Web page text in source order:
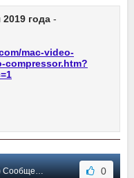
года -
mac-video-
compressor.htm?
#2 0